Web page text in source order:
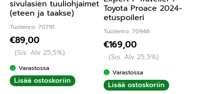
sivulasien tuuliohjaimet
(eteen ja taakse)
Tuotenro: 70791
€89,00
(Sis. Alv 25,5%)
Varastossa
Lisää ostoskoriin
Toyota Proace 2024-
etuspoileri
Tuotenro: 70946
€169,00
(Sis. Alv 25,5%)
Varastossa
Lisää ostoskoriin